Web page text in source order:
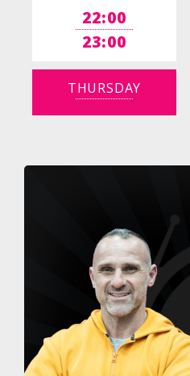
22:00
23:00
THURSDAY